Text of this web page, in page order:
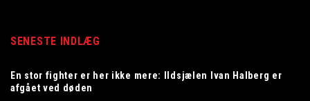
SENESTE INDLÆG
En stor fighter er her ikke mere: Ildsjælen Ivan Halberg er
afgået ved døden